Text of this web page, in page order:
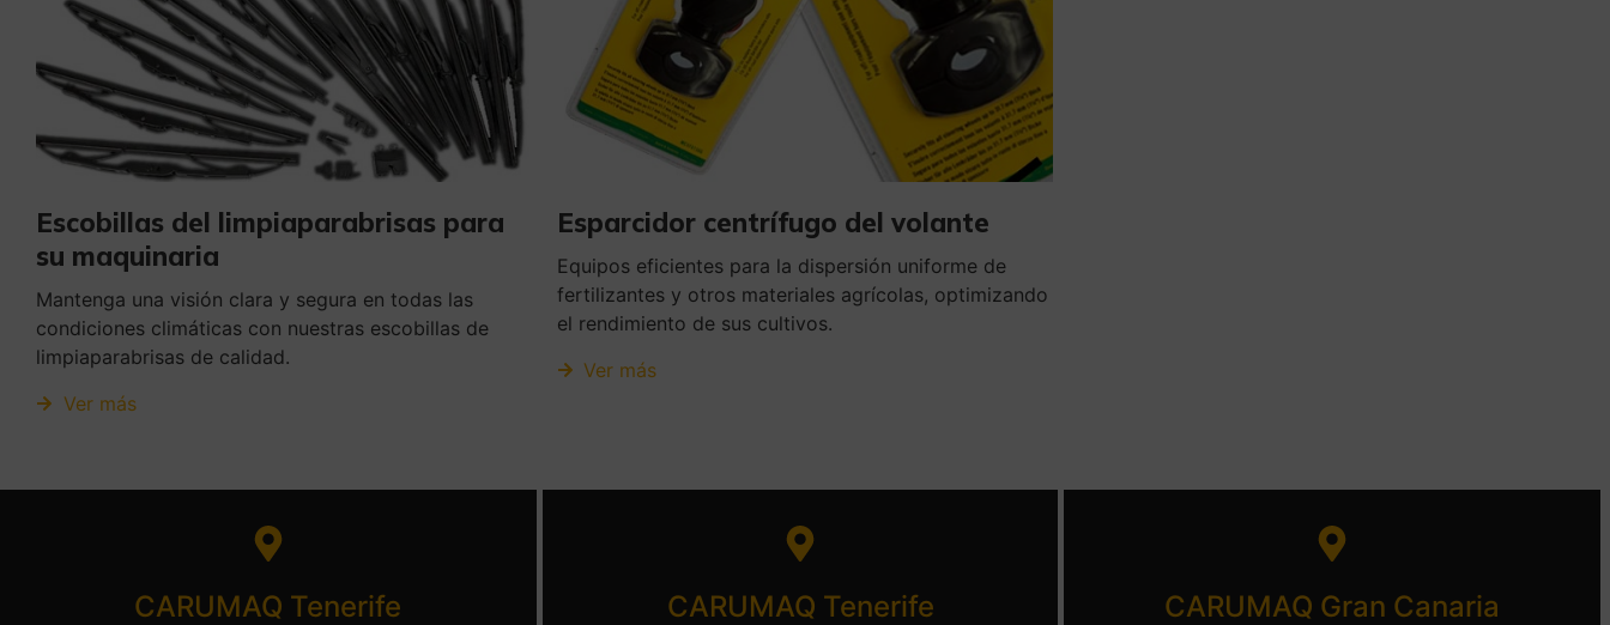
Escobillas del limpiaparabrisas para
su maquinaria
Mantenga una visión clara y segura en todas las
condiciones climáticas con nuestras escobillas de
limpiaparabrisas de calidad.
Ver más
Esparcidor centrífugo del volante
Equipos eficientes para la dispersión uniforme de
fertilizantes y otros materiales agrícolas, optimizando
el rendimiento de sus cultivos.
Ver más
CARUMAQ Tenerife CARUMAQ Tenerife CARUMAQ Gran Canaria